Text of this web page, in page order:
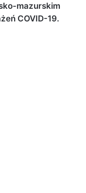
mazurskim
COVID-19.